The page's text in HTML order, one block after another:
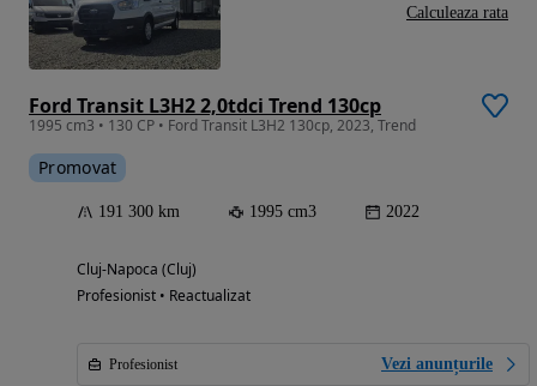
Ford Transit L3H2 2,0tdci Trend 130cp
1995 cm3 • 130 CP • Ford Transit L3H2 130cp, 2023, Trend
Promovat
191 300 km 1995 cm3 2022
Cluj-Napoca (Cluj)
Profesionist • Reactualizat
Profesionist Vezi anunțurile
Calculeaza rata